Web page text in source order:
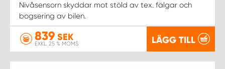
Nivåsensorn skyddar mot stöld av tex. fälgar och
bogsering av bilen.
839 SEK
EXKL. 25 % MOMS LÄGG TILL